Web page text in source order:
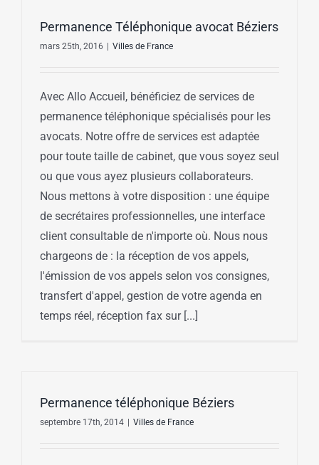
Permanence Téléphonique avocat Béziers
mars 25th, 2016 Villes de France
Avec Allo Accueil, bénéficiez de services de
permanence téléphonique spécialisés pour les
avocats. Notre offre de services est adaptée
pour toute taille de cabinet, que vous soyez seul
ou que vous ayez plusieurs collaborateurs.
Nous mettons à votre disposition : une équipe
de secrétaires professionnelles, une interface
client consultable de n'importe où. Nous nous
chargeons de : la réception de vos appels,
l'émission de vos appels selon vos consignes,
transfert d'appel, gestion de votre agenda en
temps réel, réception fax sur [...]
Permanence téléphonique Béziers
septembre 17th, 2014 Villes de France